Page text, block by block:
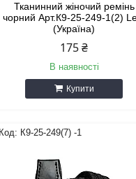
Тканинний жіночий ремінь
чорний Арт.К9-25-249-1(2)
(Україна)
175 ₴
В наявності
Купити
К9-25-249(7) -1